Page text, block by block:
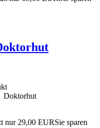
Doktorhut
nur 29,00 EURSie sparen